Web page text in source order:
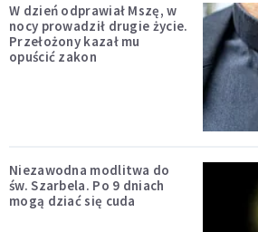
W dzień odprawiał Mszę, w
nocy prowadził drugie życie.
Przełożony kazał mu
opuścić zakon
Niezawodna modlitwa do
św. Szarbela. Po 9 dniach
mogą dziać się cuda